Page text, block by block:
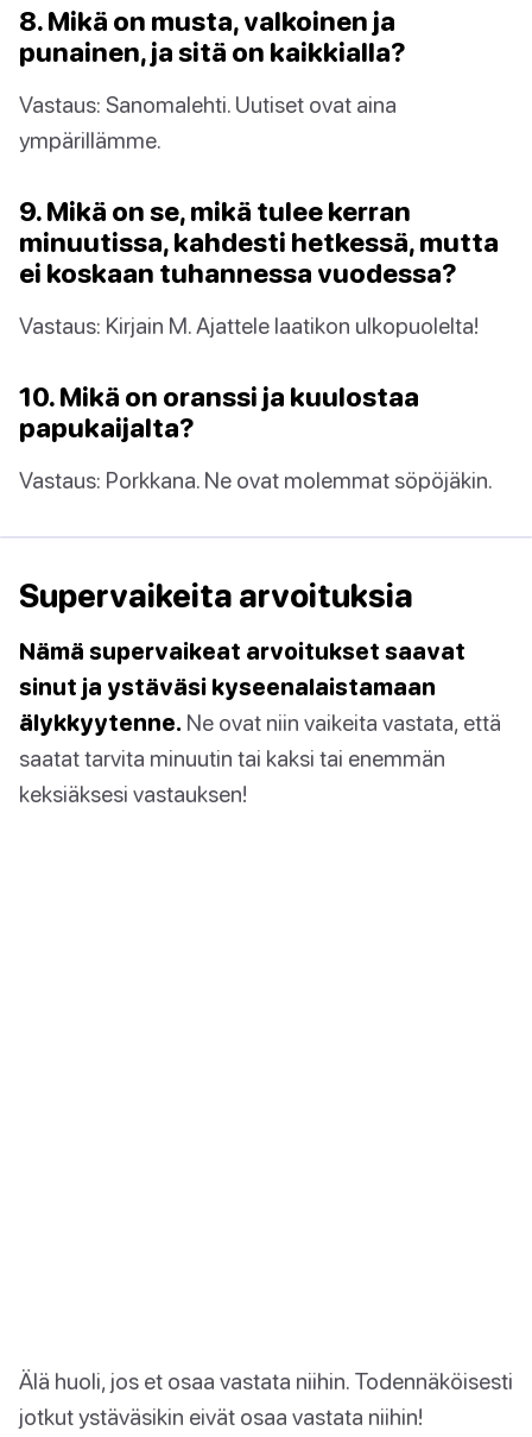
8. Mikä on musta, valkoinen ja
punainen, ja sitä on kaikkialla?
Vastaus: Sanomalehti. Uutiset ovat aina
ympärillämme.
9. Mikä on se, mikä tulee kerran
minuutissa, kahdesti hetkessä, mutta
ei koskaan tuhannessa vuodessa?
Vastaus: Kirjain M. Ajattele laatikon ulkopuolelta!
10. Mikä on oranssi ja kuulostaa
papukaijalta?
Vastaus: Porkkana. Ne ovat molemmat söpöjäkin.
Supervaikeita arvoituksia
Nämä supervaikeat arvoitukset saavat
sinut ja ystäväsi kyseenalaistamaan
älykkyytenne. Ne ovat niin vaikeita vastata, että
saatat tarvita minuutin tai kaksi tai enemmän
keksiäksesi vastauksen!
Älä huoli, jos et osaa vastata niihin. Todennäköisesti
jotkut ystäväsikin eivät osaa vastata niihin!